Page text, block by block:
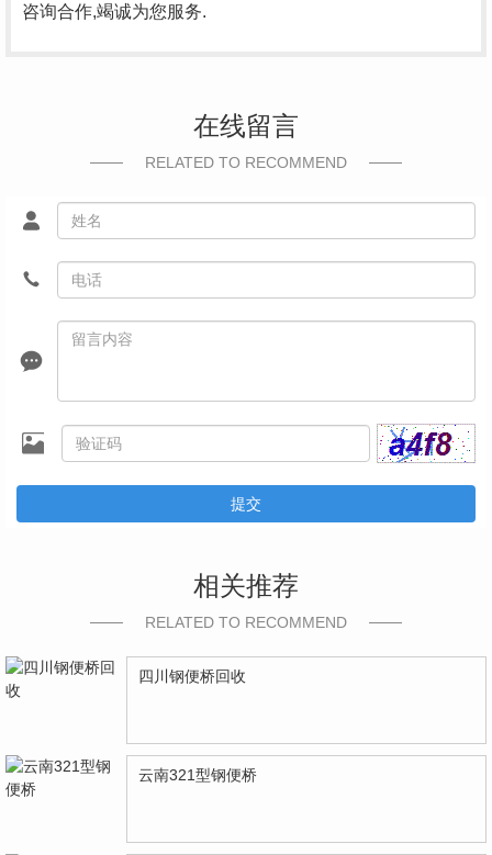
咨询合作,竭诚为您服务.
在线留言
RELATED TO RECOMMEND
提交
相关推荐
RELATED TO RECOMMEND
四川钢便桥回收
云南321型钢便桥